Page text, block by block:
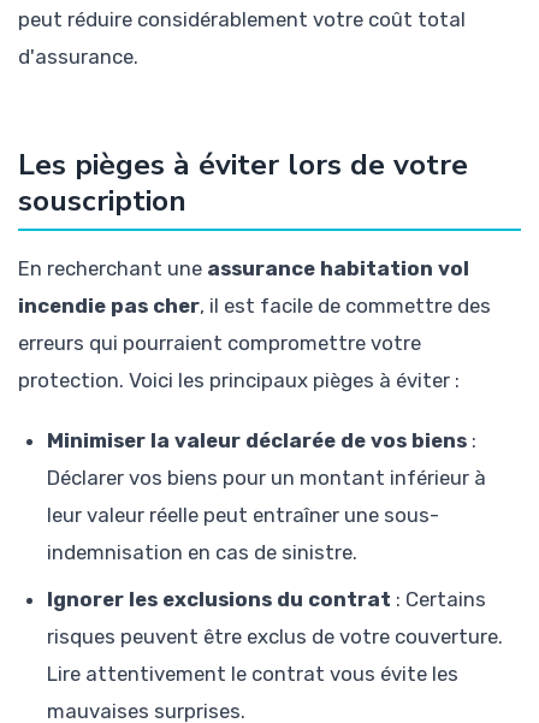
peut réduire considérablement votre coût total
d'assurance.
Les pièges à éviter lors de votre
souscription
En recherchant une assurance habitation vol
incendie pas cher, il est facile de commettre des
erreurs qui pourraient compromettre votre
protection. Voici les principaux pièges à éviter :
Minimiser la valeur déclarée de vos biens :
Déclarer vos biens pour un montant inférieur à
leur valeur réelle peut entraîner une sous-
indemnisation en cas de sinistre.
Ignorer les exclusions du contrat : Certains
risques peuvent être exclus de votre couverture.
Lire attentivement le contrat vous évite les
mauvaises surprises.